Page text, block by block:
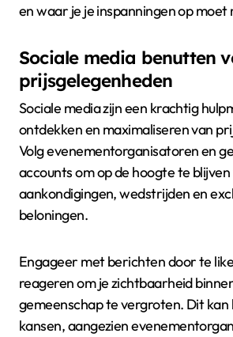
en waar je je inspanningen op moet
Sociale media benutten
prijsgelegenheden
Sociale media zijn een krachtig
ontdekken en maximaliseren van
Volg evenementorganisatoren en
accounts om op de hoogte te blijven
aankondigingen, wedstrijden en
beloningen.
Engageer met berichten door te
reageren om je zichtbaarheid
gemeenschap te vergroten. Dit
kansen, aangezien